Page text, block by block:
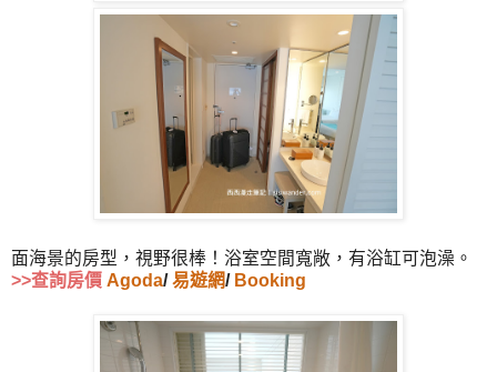
面海景的房型，視野很棒！浴室空間寬敞，有浴缸可泡澡。
>>查詢房價 Agoda/易遊網/ Booking